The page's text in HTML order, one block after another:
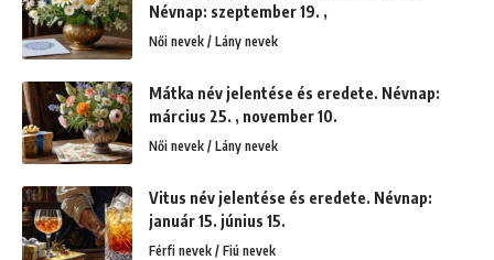
Névnap: szeptember 19. ,
Női nevek / Lány nevek
Mátka név jelentése és eredete. Névnap:
március 25. , november 10.
Női nevek / Lány nevek
Vitus név jelentése és eredete. Névnap:
január 15. június 15.
Férfi nevek / Fiú nevek